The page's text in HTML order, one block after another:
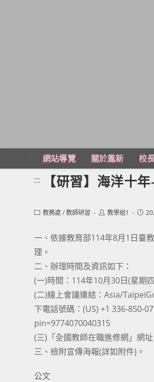
主
網站導覽 關於鳳新 校
::: 【研習】海洋十
Post教務處 /教師研習
Post教學組1
Post
一、依據教育部114年8月1日臺
理。
二、辦理時間及資訊如下：
(一)時間：114年10月30日(星期
(二)線上會議連結：Asia/
下電話號碼：‪(US) +1 336-850-
pin=9774070040315
(三)「全國教師在職進修網」網
三、檢附宣傳海報(詳如附件)。
公文